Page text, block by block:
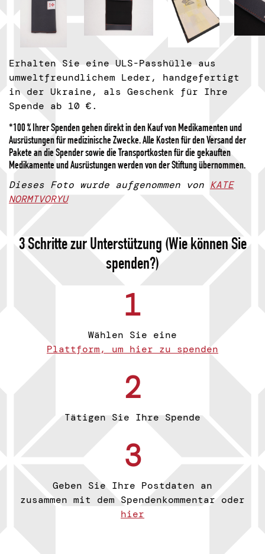
Erhalten Sie eine ULS-Passhülle aus
umweltfreundlichem Leder, handgefertigt
in der Ukraine, als Geschenk für Ihre
Spende ab 10 €.
*100 % Ihrer Spenden gehen direkt in den Kauf von Medikamenten und
Ausrüstungen für medizinische Zwecke. Alle Kosten für den Versand der
Pakete an die Spender sowie die Transportkosten für die gekauften
Medikamente und Ausrüstungen werden von der Stiftung übernommen.
Dieses Foto wurde aufgenommen von KATE
NORMTVORYU
3 Schritte zur Unterstützung (Wie können Sie
spenden?)
1
Wählen Sie eine
Plattform, um hier zu spenden
2
Tätigen Sie Ihre Spende
3
Geben Sie Ihre Postdaten an
zusammen mit dem Spendenkommentar oder
hier